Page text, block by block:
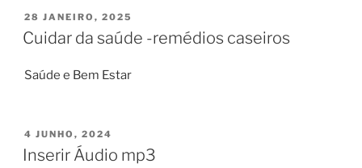
PUBLICADO
EM
28 JANEIRO, 2025
Cuidar da saúde -remédios caseiros
Saúde e Bem Estar
PUBLICADO
EM
4 JUNHO, 2024
Inserir Áudio mp3